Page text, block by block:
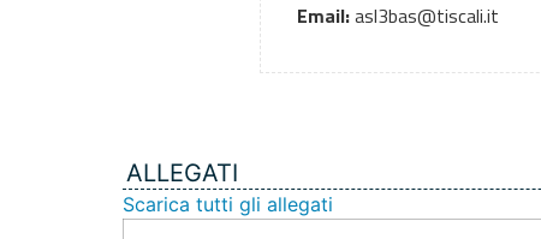
Email:asl3bas@tiscali.it
ALLEGATI
Scarica tutti gli allegati